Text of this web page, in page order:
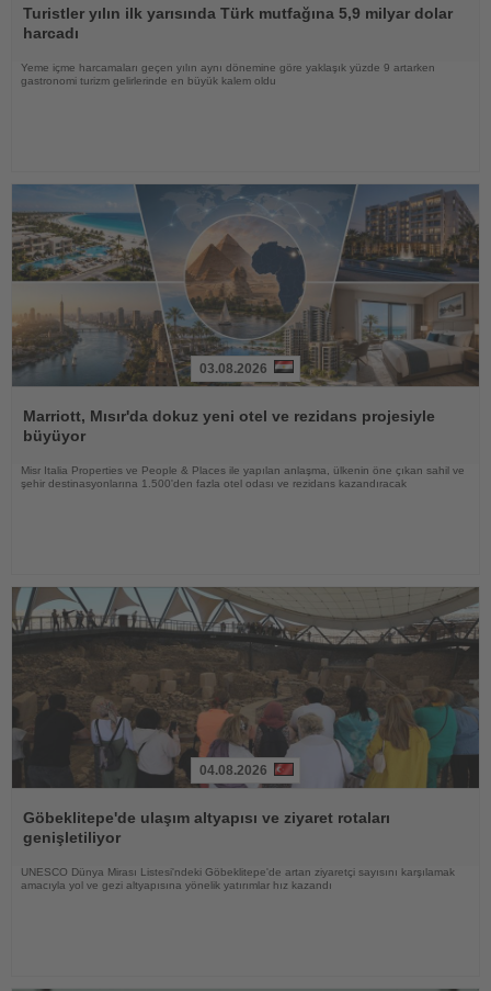
Oku
Turistler yılın ilk yarısında Türk mutfağına 5,9 milyar dolar
harcadı
Yeme içme harcamaları geçen yılın aynı dönemine göre yaklaşık yüzde 9 artarken
gastronomi turizm gelirlerinde en büyük kalem oldu
Oku
03.08.2026
Marriott, Mısır'da dokuz yeni otel ve rezidans projesiyle
büyüyor
Misr Italia Properties ve People & Places ile yapılan anlaşma, ülkenin öne çıkan sahil ve
şehir destinasyonlarına 1.500'den fazla otel odası ve rezidans kazandıracak
Oku
04.08.2026
Göbeklitepe'de ulaşım altyapısı ve ziyaret rotaları
genişletiliyor
UNESCO Dünya Mirası Listesi'ndeki Göbeklitepe'de artan ziyaretçi sayısını karşılamak
amacıyla yol ve gezi altyapısına yönelik yatırımlar hız kazandı